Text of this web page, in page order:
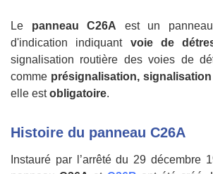
Le panneau C26A est un
d'indication indiquant voie de
signalisation routière des voies de
comme présignalisation,
elle estobligatoire.
Histoire du panneau C26A
Instauré par l’arrêté du 29 décembre